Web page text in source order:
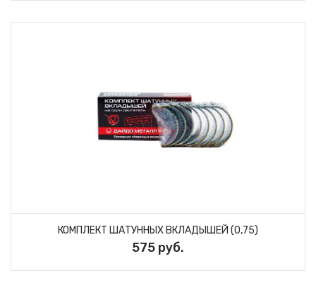
КОМПЛЕКТ ШАТУННЫХ ВКЛАДЫШЕЙ (0,75)
575 руб.